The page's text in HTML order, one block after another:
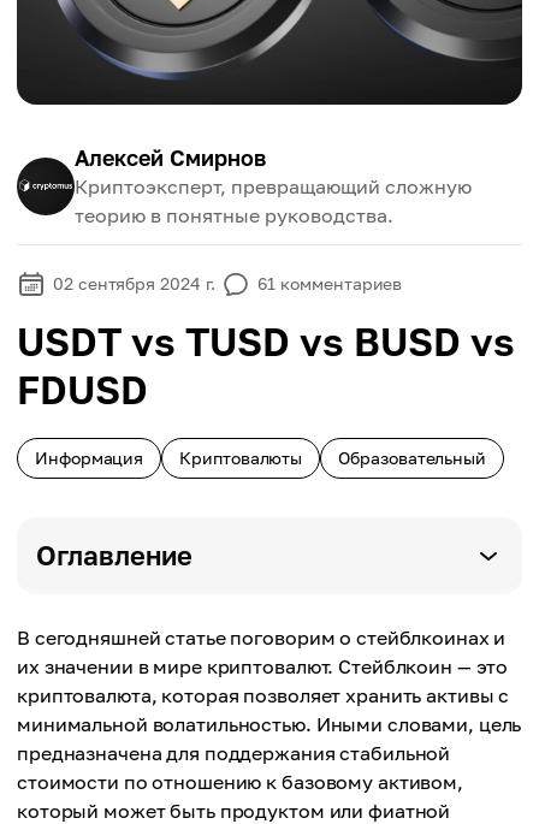
Алексей Смирнов
Криптоэксперт, превращающий сложную
теорию в понятные руководства.
02 сентября 2024 г. 61 комментариев
USDT vs TUSD vs BUSD vs
FDUSD
Информация Криптовалюты Образовательный
Оглавление
В сегодняшней статье поговорим о стейблкоинах и
их значении в мире криптовалют. Стейблкоин — это
криптовалюта, которая позволяет хранить активы с
минимальной волатильностью. Иными словами, цель
предназначена для поддержания стабильной
стоимости по отношению к базовому активом,
который может быть продуктом или фиатной